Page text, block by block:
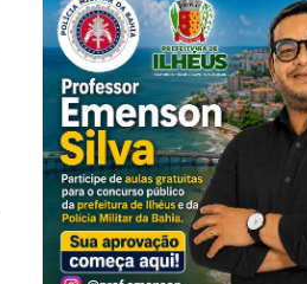
23/01/23
Salvador avança nas ações
para aposentados e
pensionistas do Município